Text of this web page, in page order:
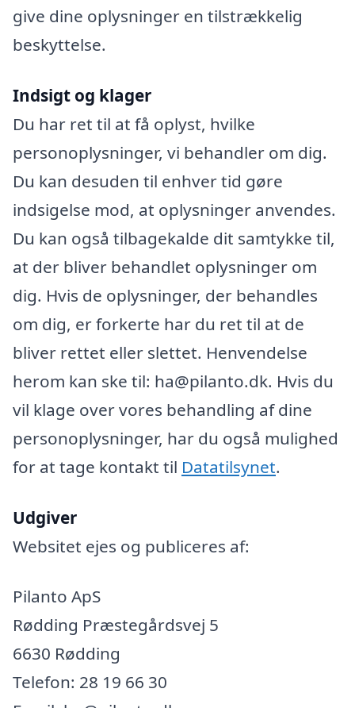
give dine oplysninger en tilstrækkelig
beskyttelse.
Indsigt og klager
Du har ret til at få oplyst, hvilke
personoplysninger, vi behandler om dig.
Du kan desuden til enhver tid gøre
indsigelse mod, at oplysninger anvendes.
Du kan også tilbagekalde dit samtykke til,
at der bliver behandlet oplysninger om
dig. Hvis de oplysninger, der behandles
om dig, er forkerte har du ret til at de
bliver rettet eller slettet. Henvendelse
herom kan ske til: ha@pilanto.dk. Hvis du
vil klage over vores behandling af dine
personoplysninger, har du også mulighed
for at tage kontakt til Datatilsynet.
Udgiver
Websitet ejes og publiceres af:
Pilanto ApS
Rødding Præstegårdsvej 5
6630 Rødding
Telefon: 28 19 66 30